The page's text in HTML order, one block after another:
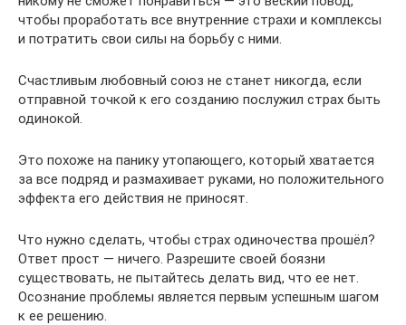
чтобы проработать все внутренние страхи и комплексы
и потратить свои силы на борьбу с ними.
Счастливым любовный союз не станет никогда, если
отправной точкой к его созданию послужил страх быть
одинокой.
Это похоже на панику утопающего, который хватается
за все подряд и размахивает руками, но положительного
эффекта его действия не приносят.
Что нужно сделать, чтобы страх одиночества прошёл?
Ответ прост — ничего. Разрешите своей боязни
существовать, не пытайтесь делать вид, что ее нет.
Осознание проблемы является первым успешным шагом
к ее решению.